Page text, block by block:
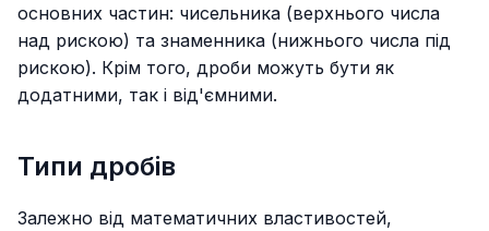
основних частин: чисельника (верхнього числа
над рискою) та знаменника (нижнього числа під
рискою). Крім того, дроби можуть бути як
додатними, так і від'ємними.
Типи дробів
Залежно від математичних властивостей,